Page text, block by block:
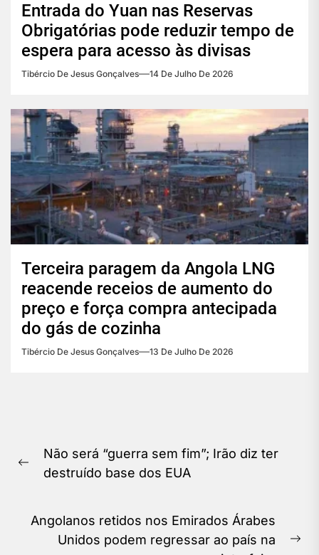
Entrada do Yuan nas Reservas
Obrigatórias pode reduzir tempo de
espera para acesso às divisas
Tibércio De Jesus Gonçalves 14 De Julho De 2026
Terceira paragem da Angola LNG
reacende receios de aumento do
preço e força compra antecipada
do gás de cozinha
Tibércio De Jesus Gonçalves 13 De Julho De 2026
dePrevious
Não será “guerra sem fim”; Irão diz ter
destruído base dos EUA
Angolanos retidos nos Emirados Árabes
Unidos podem regressar ao país na